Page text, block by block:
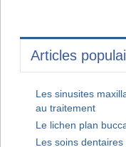
Articles
Les sinusites
au traitement
Le lichen plan
Les soins